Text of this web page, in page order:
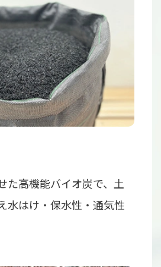
た高機能バイオ炭で、土
水はけ・保水性・通気性